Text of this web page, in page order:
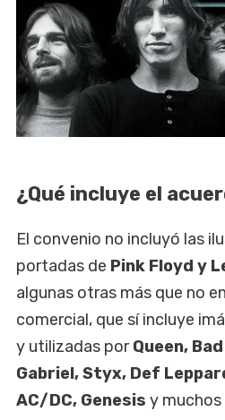
¿Qué incluye el
El convenio no incluyó las
portadas de Pink Floyd y
algunas otras más que no
comercial, que sí incluye
y utilizadas porQueen,
Gabriel, Styx, Def
AC/DC, Genesis y muchos